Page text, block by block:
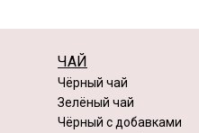
ЧАЙ
Чёрный чай
Зелёный чай
Чёрный с добавками